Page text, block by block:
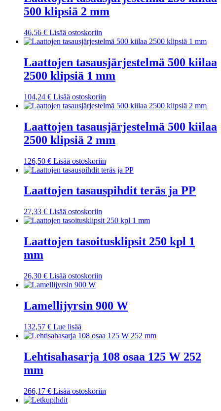
500 klipsiä 2 mm
46,56 € Lisää ostoskoriin
Laattojen tasausjärjestelmä 500 kiilaa
2500 klipsiä 1 mm
104,24 € Lisää ostoskoriin
Laattojen tasausjärjestelmä 500 kiilaa
2500 klipsiä 2 mm
126,50 € Lisää ostoskoriin
Laattojen tasauspihdit teräs ja PP
27,33 € Lisää ostoskoriin
Laattojen tasoitusklipsit 250 kpl 1
mm
26,30 € Lisää ostoskoriin
Lamellijyrsin 900 W
132,57 € Lue lisää
Lehtisahasarja 108 osaa 125 W 252
mm
266,17 € Lisää ostoskoriin